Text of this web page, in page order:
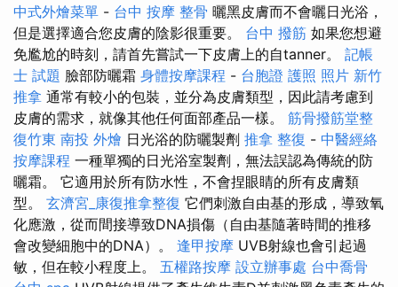
中式外燴菜單 - 台中 按摩 整骨 曬黑皮膚而不會曬日光浴，
但是選擇適合您皮膚的陰影很重要。 台中 撥筋 如果您想避
免尷尬的時刻，請首先嘗試一下皮膚上的自tanner。 記帳
士 試題 臉部防曬霜 身體按摩課程 - 台胞證 護照 照片 新竹
推拿 通常有較小的包裝，並分為皮膚類型，因此請考慮到
皮膚的需求，就像其他任何面部產品一樣。 筋骨撥筋堂整
復竹東 南投 外燴 日光浴的防曬製劑 推拿 整復 - 中醫經絡
按摩課程 一種單獨的日光浴室製劑，無法誤認為傳統的防
曬霜。 它適用於所有防水性，不會捏眼睛的所有皮膚類
型。 玄濟宮_康復推拿整復 它們刺激自由基的形成，導致氧
化應激，從而間接導致DNA損傷（自由基隨著時間的推移
會改變細胞中的DNA）。 逢甲按摩 UVB射線也會引起過
敏，但在較小程度上。 五權路按摩 設立辦事處 台中喬骨